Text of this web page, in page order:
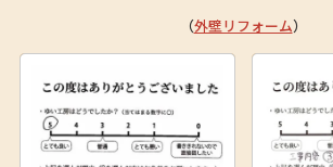
（外壁リフォーム）